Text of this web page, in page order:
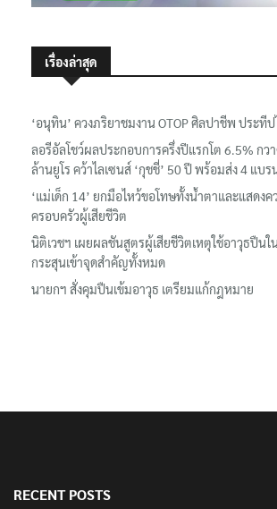
เรื่องล่าสุด
‘อนุทิน’ ควงภริยาชมงาน OTOP ศิลปาชีพ ประที
ลอรีอัลโชว์ผลประกอบการครึ่งปีแรกโต 6.5% กว
ล้านยูโร คว้าไลเซนส์ ‘กุชชี่’ 50 ปี พร้อมส่ง 4 แบ
‘แม่เด็ก 14’ ยกมือไหว้ขอโทษทั้งน้ำตาและแสดงค
ครอบครัวผู้เสียชีวิต
นิติเวชฯ เผยผลชันสูตรผู้เสียชีวิตเหตุใช้อาวุธปืนใน
กระสุนเข้าจุดสำคัญทั้งหมด
นายกฯ สั่งคุมปืนเข้มอาวุธ เตรียมแก้กฎหมาย
RECENT POSTS